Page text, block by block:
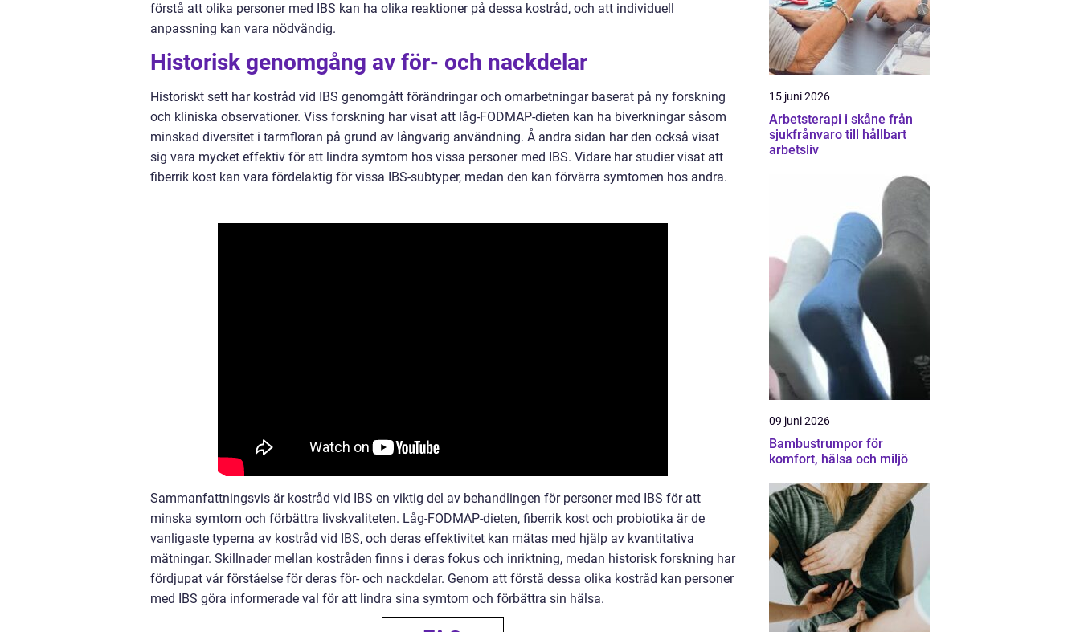
förstå att olika personer med IBS kan ha olika reaktioner på dessa kostråd, och att individuell
anpassning kan vara nödvändig.
Historisk genomgång av för- och nackdelar
Historiskt sett har kostråd vid IBS genomgått förändringar och omarbetningar baserat på ny forskning
och kliniska observationer. Viss forskning har visat att låg-FODMAP-dieten kan ha biverkningar såsom
minskad diversitet i tarmfloran på grund av långvarig användning. Å andra sidan har den också visat
sig vara mycket effektiv för att lindra symtom hos vissa personer med IBS. Vidare har studier visat att
fiberrik kost kan vara fördelaktig för vissa IBS-subtyper, medan den kan förvärra symtomen hos andra.
Sammanfattningsvis är kostråd vid IBS en viktig del av behandlingen för personer med IBS för att
minska symtom och förbättra livskvaliteten. Låg-FODMAP-dieten, fiberrik kost och probiotika är de
vanligaste typerna av kostråd vid IBS, och deras effektivitet kan mätas med hjälp av kvantitativa
mätningar. Skillnader mellan kostråden finns i deras fokus och inriktning, medan historisk forskning har
fördjupat vår förståelse för deras för- och nackdelar. Genom att förstå dessa olika kostråd kan personer
med IBS göra informerade val för att lindra sina symtom och förbättra sin hälsa.
15 juni 2026
Arbetsterapi i skåne från
sjukfrånvaro till hållbart
arbetsliv
09 juni 2026
Bambustrumpor för
komfort, hälsa och miljö